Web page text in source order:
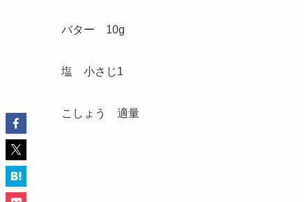
バター 10g
塩 小さじ1
こしょう 適量